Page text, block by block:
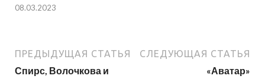
08.03.2023
ПРЕДЫДУЩАЯ СТАТЬЯ
Спирс, Волочкова и
СЛЕДУЮЩАЯ СТАТЬЯ
«Аватар»